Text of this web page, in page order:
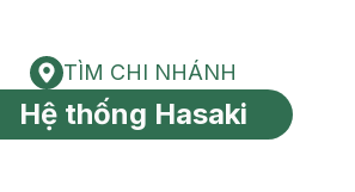
Tìm chi nhánh
TÌM CHI NHÁNH
Hệ thống Hasaki